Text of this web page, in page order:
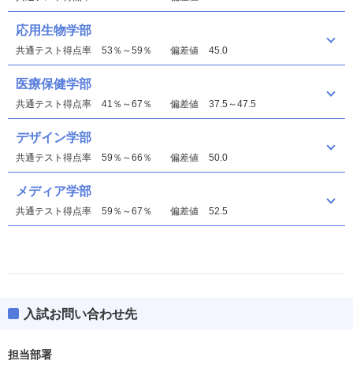
応用生物学部
共通テスト得点率 53％～59％ 偏差値 45.0
医療保健学部
共通テスト得点率 41％～67％ 偏差値 37.5～47.5
デザイン学部
共通テスト得点率 59％～66％ 偏差値 50.0
メディア学部
共通テスト得点率 59％～67％ 偏差値 52.5
偏差値
入試お問い合わせ先
担当部署